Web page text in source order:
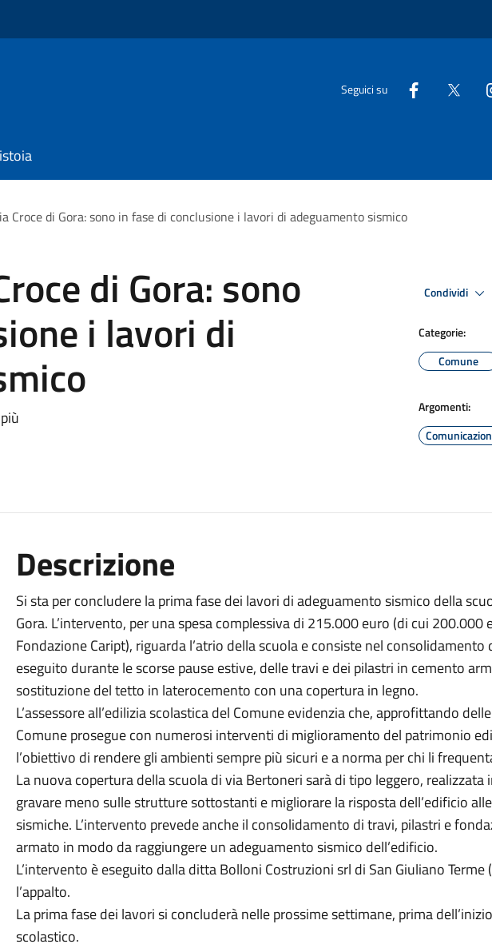
Seguici su
Croce di Gora: sono in fase di conclusione i lavori di adeguamento sismico
di Gora: sono
i lavori di
Condividi
Categorie:
Comune
Argomenti:
Descrizione
Si sta per concludere la prima fase dei lavori di adeguamento sismico della
Gora. L’intervento, per una spesa complessiva di 215.000 euro (di cui
Fondazione Caript), riguarda l’atrio della scuola e consiste nel
eseguito durante le scorse pause estive, delle travi e dei pilastri in cemento
sostituzione del tetto in laterocemento con una copertura in legno.
L’assessore all’edilizia scolastica del Comune evidenzia che, approfittando
Comune prosegue con numerosi interventi di miglioramento del patrimonio
l’obiettivo di rendere gli ambienti sempre più sicuri e a norma per chi li
La nuova copertura della scuola di via Bertoneri sarà di tipo leggero, realizzata
gravare meno sulle strutture sottostanti e migliorare la risposta dell’edificio
sismiche. L’intervento prevede anche il consolidamento di travi, pilastri e
armato in modo da raggiungere un adeguamento sismico dell’edificio.
L’intervento è eseguito dalla ditta Bolloni Costruzioni srl di San Giuliano Terme
l’appalto.
La prima fase dei lavori si concluderà nelle prossime settimane, prima
scolastico.